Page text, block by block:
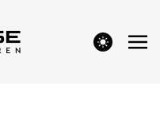
theme switcher